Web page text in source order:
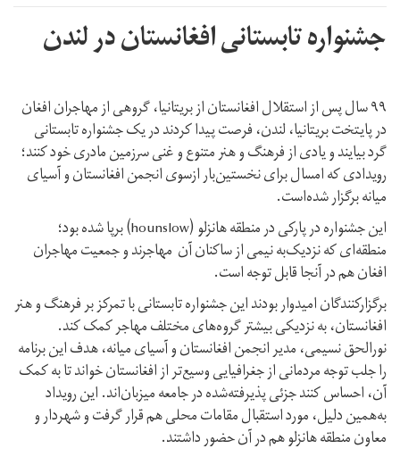
جشنواره تابستانی افغانستان در لندن
۹۹ سال پس از استقلال افغانستان از بریتانیا، گروهی از مهاجران افغان
در پایتخت بریتانیا، لندن، فرصت پیدا کردند در یک جشنواره تابستانی
گرد بیایند و یادی از فرهنگ و هنر متنوع و غنی سرزمین مادری خود کنند؛
رویدادی که امسال برای نخستین‌بار ازسوی انجمن افغانستان و آسیای
میانه برگزار شده‌است.
این جشنواره در پارکی در منطقه هانزلو (hounslow) برپا شده بود؛
منطقه‌ای که نزدیک‌به نیمی از ساکنان آن مهاجرند و جمعیت مهاجران
افغان هم در آنجا قابل توجه است.
برگزارکنندگان امیدوار بودند این جشنواره تابستانی با تمرکز بر فرهنگ و هنر
افغانستان، به نزدیکی بیشتر گروه‌های مختلف مهاجر کمک کند.
نورالحق نسیمی، مدیر انجمن افغانستان و آسیای میانه، هدف این برنامه
را جلب توجه مردمانی از جغرافیایی وسیع‌تر از افغانستان خواند تا به کمک
آن، احساس کنند جزئی پذیرفته‌شده در جامعه میزبان‌اند. این رویداد
به‌همین دلیل، مورد استقبال مقامات محلی هم قرار گرفت و شهردار و
معاون منطقه هانزلو هم در آن حضور داشتند.